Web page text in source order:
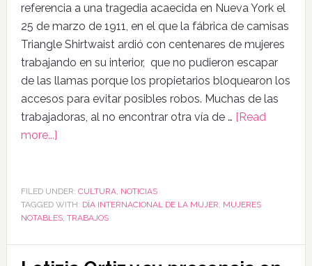
referencia a una tragedia acaecida en Nueva York el
25 de marzo de 1911, en el que la fábrica de camisas
Triangle Shirtwaist ardió con centenares de mujeres
trabajando en su interior, que no pudieron escapar
de las llamas porque los propietarios bloquearon los
accesos para evitar posibles robos. Muchas de las
trabajadoras, al no encontrar otra vía de … [Read
more...]
FILED UNDER: CULTURA, NOTICIAS
TAGGED WITH: DÍA INTERNACIONAL DE LA MUJER MUJERES
NOTABLES, TRABAJOS